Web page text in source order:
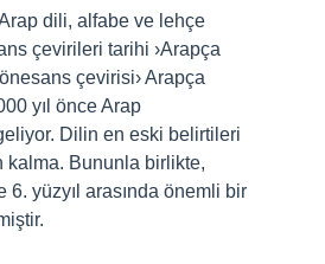
dili, alfabe ve lehçe
çevirileri tarihi ›Arapça
çevirisi› Arapça
yıl önce Arap
Dilin en eski belirtileri
kalma. Bununla birlikte,
6. yüzyıl arasında önemli bir